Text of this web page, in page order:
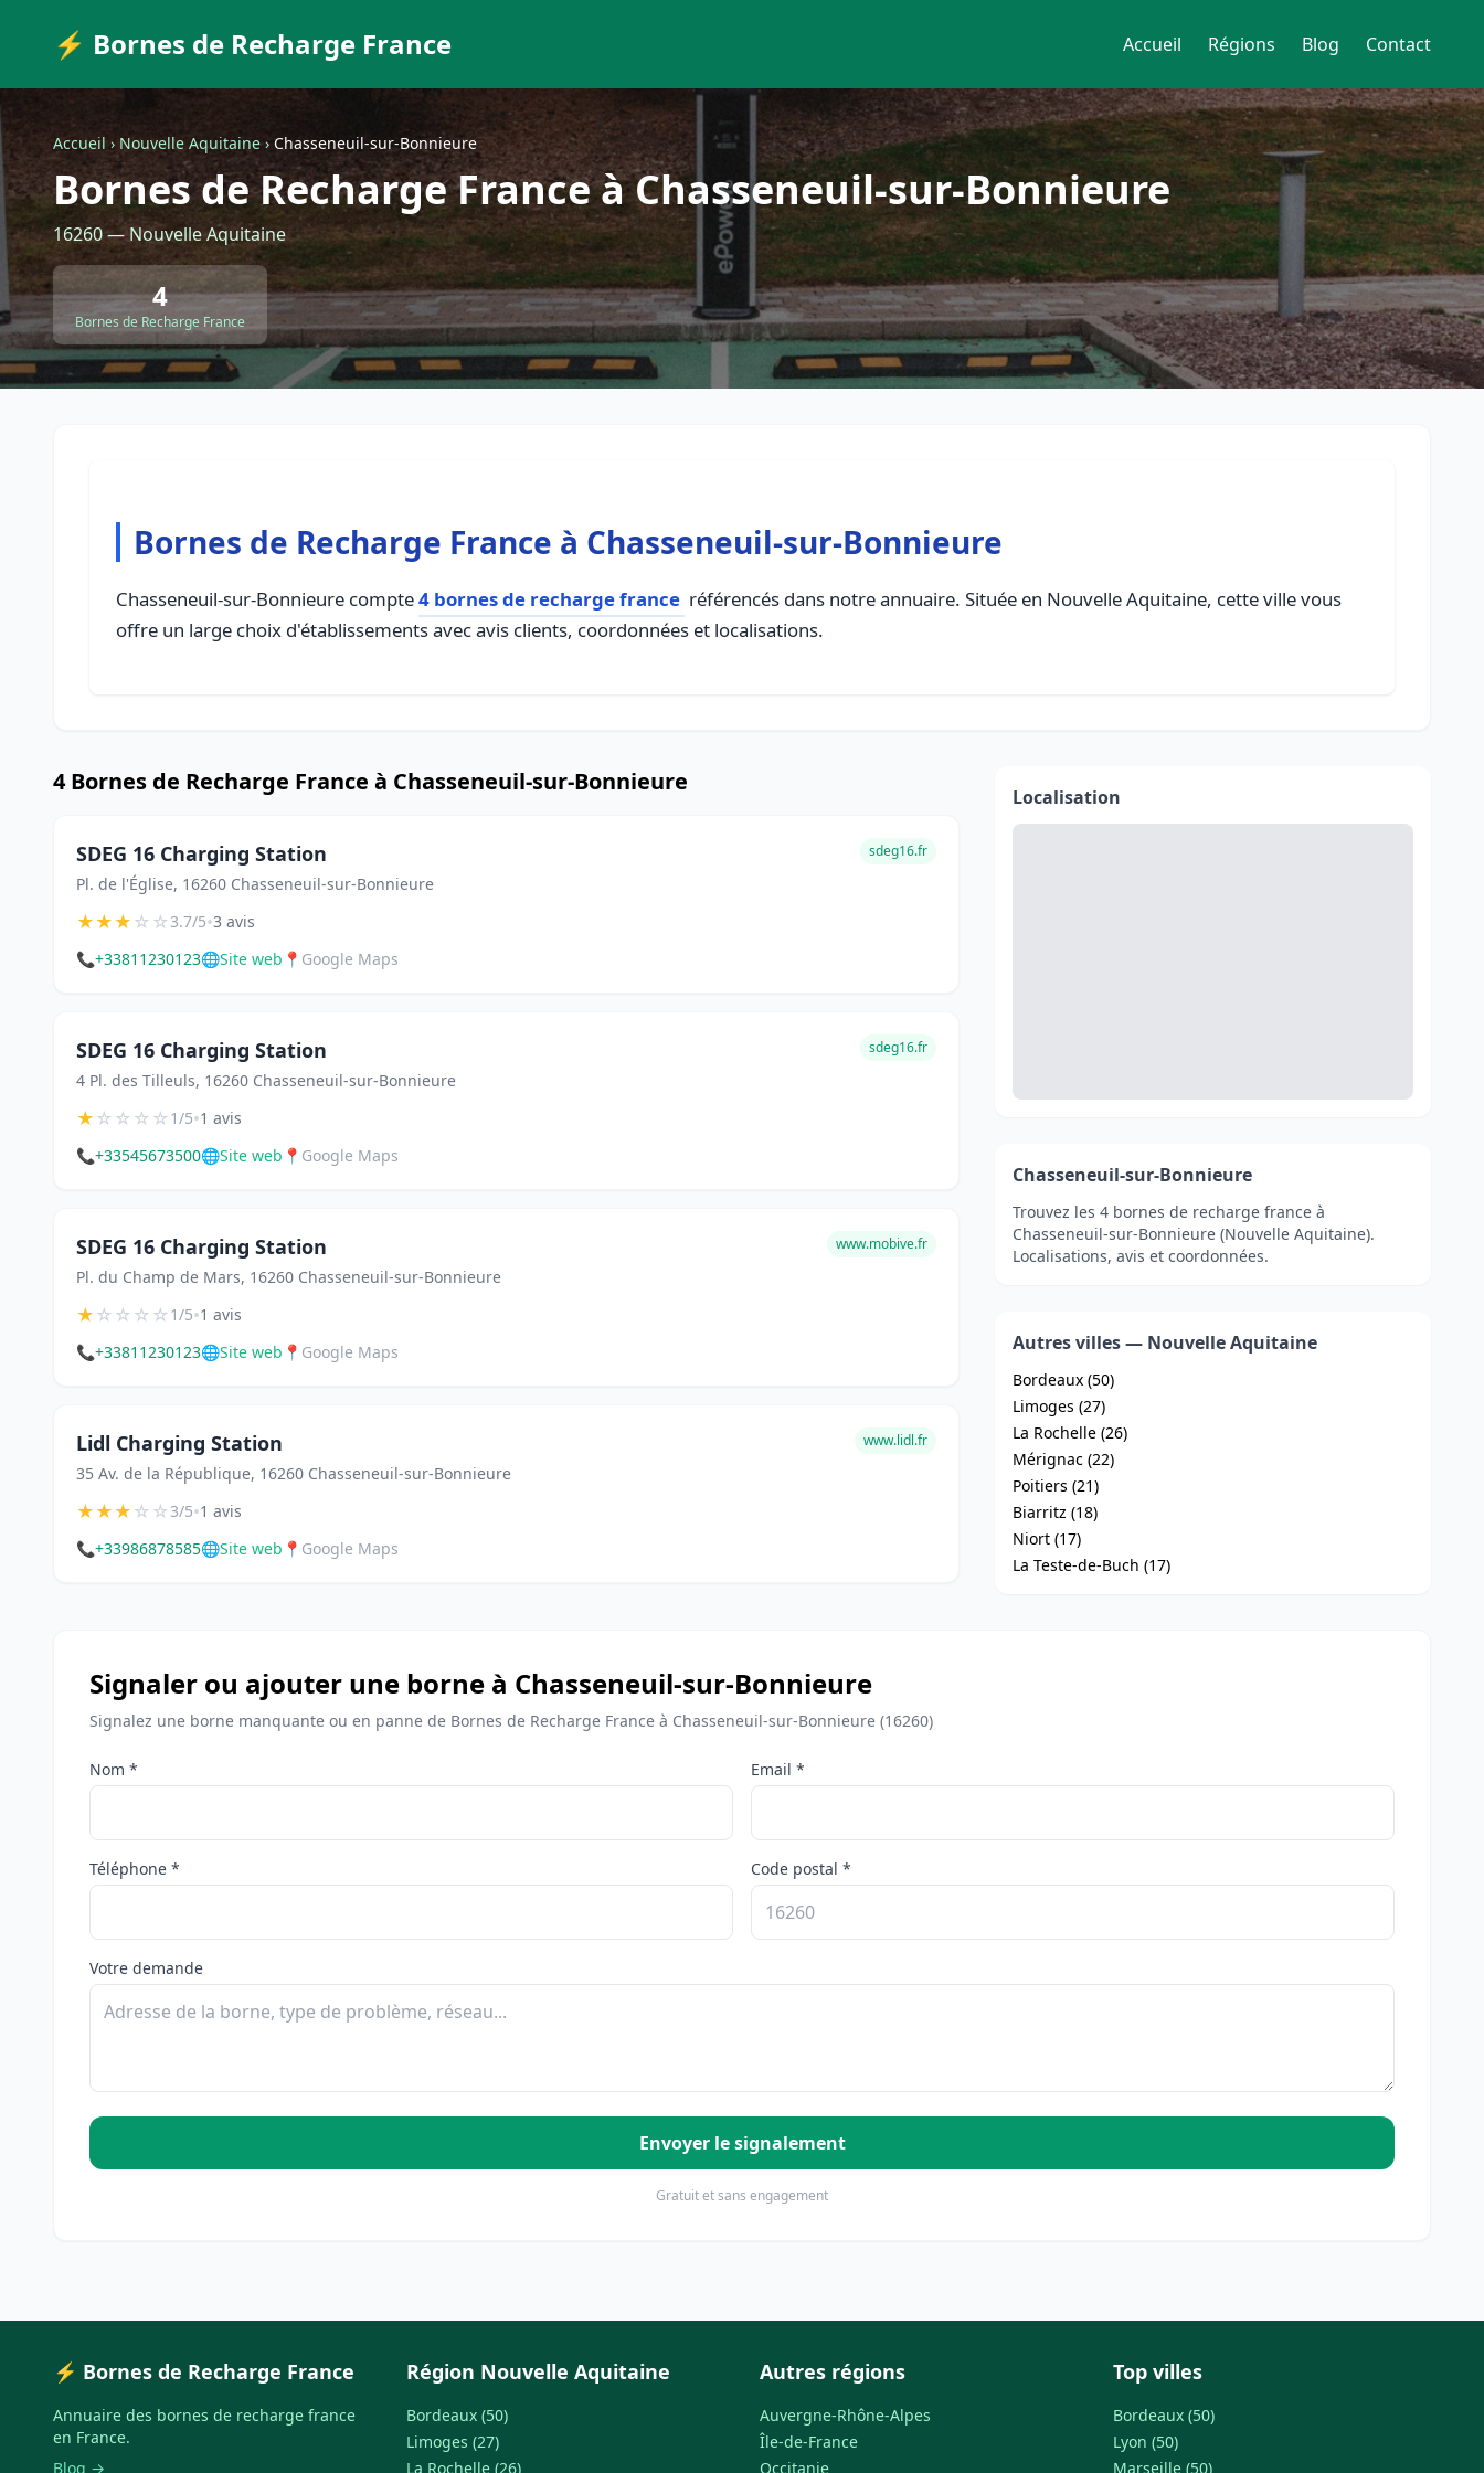
⚡ Bornes de Recharge France Accueil Régions Blog Contact
Accueil › Nouvelle Aquitaine › Chasseneuil-sur-Bonnieure
Bornes de Recharge France à Chasseneuil-sur-Bonnieure
16260 — Nouvelle Aquitaine
4
Bornes de Recharge France
Bornes de Recharge France à Chasseneuil-sur-Bonnieure
Chasseneuil-sur-Bonnieure compte4 bornes de recharge france référencés dans notre annuaire. Située en Nouvelle Aquitaine, cette ville vous
offre un large choix d'établissements avec avis clients, coordonnées et localisations.
4 Bornes de Recharge France à Chasseneuil-sur-Bonnieure
SDEG 16 Charging Station
Pl. de l'Église, 16260 Chasseneuil-sur-Bonnieure
sdeg16.fr
★★★☆☆3.7/5•3 avis
📞+33811230123🌐Site web 📍 Google Maps
SDEG 16 Charging Station
4 Pl. des Tilleuls, 16260 Chasseneuil-sur-Bonnieure
sdeg16.fr
★☆☆☆☆1/5•1 avis
📞+33545673500🌐Site web 📍 Google Maps
SDEG 16 Charging Station
Pl. du Champ de Mars, 16260 Chasseneuil-sur-Bonnieure
www.mobive.fr
★☆☆☆☆1/5•1 avis
📞+33811230123🌐Site web 📍 Google Maps
Lidl Charging Station
35 Av. de la République, 16260 Chasseneuil-sur-Bonnieure
www.lidl.fr
★★★☆☆3/5•1 avis
📞+33986878585🌐Site web 📍 Google Maps
Localisation
Chasseneuil-sur-Bonnieure
Trouvez les 4 bornes de recharge france à
Chasseneuil-sur-Bonnieure (Nouvelle Aquitaine).
Localisations, avis et coordonnées.
Autres villes — Nouvelle Aquitaine
Bordeaux (50)
Limoges (27)
La Rochelle (26)
Mérignac (22)
Poitiers (21)
Biarritz (18)
Niort (17)
La Teste-de-Buch (17)
Signaler ou ajouter une borne à Chasseneuil-sur-Bonnieure
Signalez une borne manquante ou en panne de Bornes de Recharge France à Chasseneuil-sur-Bonnieure (16260)
Nom * Email *
Téléphone * Code postal *
Votre demande
Envoyer le signalement
Gratuit et sans engagement
⚡ Bornes de Recharge France
Annuaire des bornes de recharge france
en France.
Blog →
Région Nouvelle Aquitaine
Bordeaux (50)
Limoges (27)
La Rochelle (26)
Autres régions
Auvergne-Rhône-Alpes
Île-de-France
Occitanie
Top villes
Bordeaux (50)
Lyon (50)
Marseille (50)